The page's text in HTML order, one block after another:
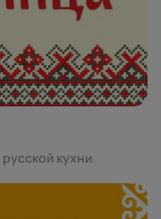
кухни